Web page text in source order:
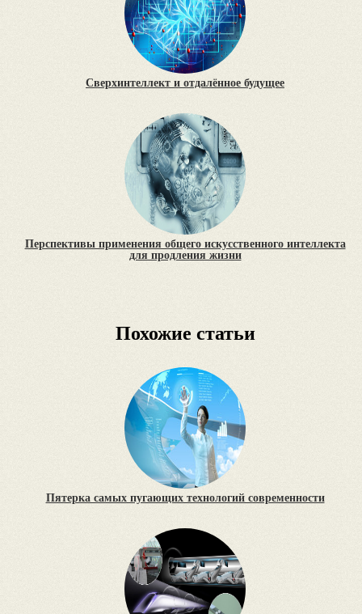
Сверхинтеллект и отдалённое будущее
Перспективы применения общего искусственного интеллекта
для продления жизни
Похожие статьи
Пятерка самых пугающих технологий современности